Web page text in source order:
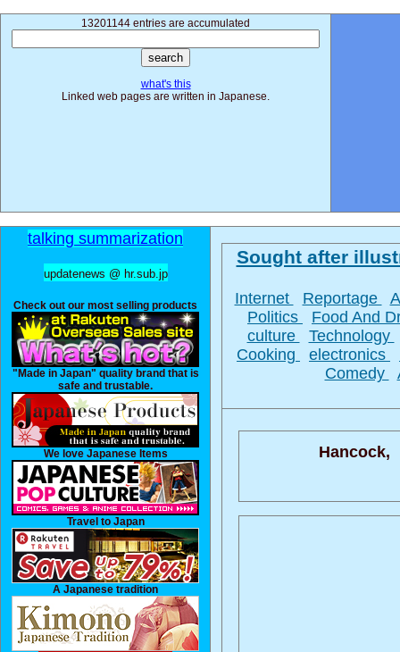
13201144 entries are accumulated
what's this
Linked web pages are written in Japanese.
talking summarization
updatenews @ hr.sub.jp
Check out our most selling products
"Made in Japan" quality brand that is
safe and trustable.
We love Japanese Items
Travel to Japan
A Japanese tradition
Sought after
Internet Reportage
Politics
Food And
culture
Technology
Cooking
electronics
Comedy
Hancock,